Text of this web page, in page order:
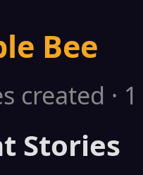
Bee
created ·
Stories